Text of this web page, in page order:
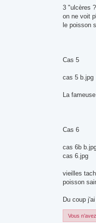
3 "ulcères
on ne voit
le poisson
Cas 5
cas 5 b.jpg
La
Cas 6
cas 6b
cas 6.jpg
vieilles
poisson
Du coup
Vous